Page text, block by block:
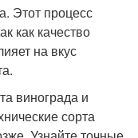
Этот процесс
как качество
на вкус
винограда и
сорта